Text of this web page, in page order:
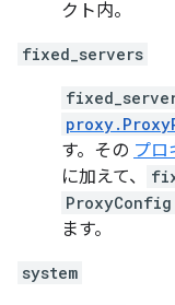
クト内。
fixed_servers
す。その プロ
に加えて、
ProxyConfig
ます。
system